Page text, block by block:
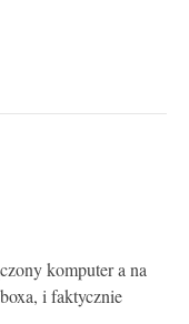
komputer a na
i faktycznie